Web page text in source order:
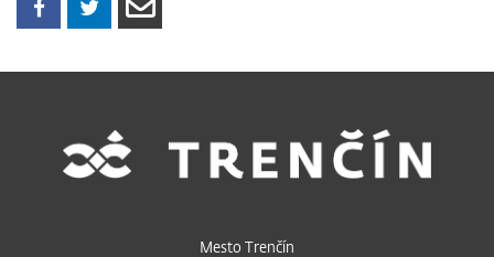
Mesto Trenčín